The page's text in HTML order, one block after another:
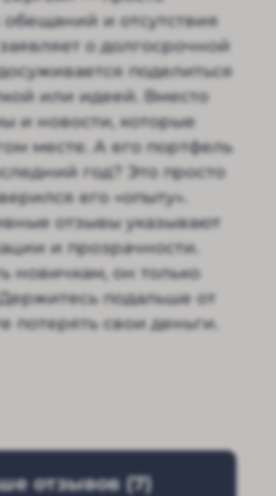
и отсутствия
о долгосрочной
поделиться
или идеей. Вместо
и новости, которые
месте. А его портфель
год? Это просто
его «опыту».
отзывы указывают
и прозрачности.
новичкам, он только
подальше от
потерять свои деньги.
отзывов (7)